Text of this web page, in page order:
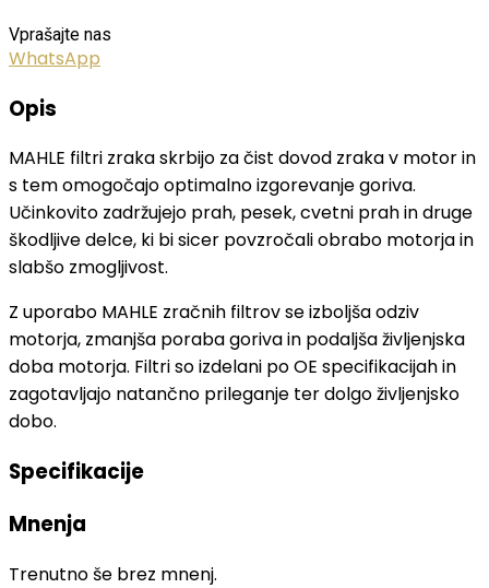
Vprašajte nas
WhatsApp
Opis
MAHLE filtri zraka skrbijo za čist dovod zraka v motor in
s tem omogočajo optimalno izgorevanje goriva.
Učinkovito zadržujejo prah, pesek, cvetni prah in druge
škodljive delce, ki bi sicer povzročali obrabo motorja in
slabšo zmogljivost.
Z uporabo MAHLE zračnih filtrov se izboljša odziv
motorja, zmanjša poraba goriva in podaljša življenjska
doba motorja. Filtri so izdelani po OE specifikacijah in
zagotavljajo natančno prileganje ter dolgo življenjsko
dobo.
Specifikacije
Mnenja
Trenutno še brez mnenj.